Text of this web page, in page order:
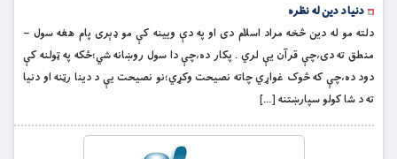
دنيا د دين له نظره
دلته مو له دين څخه مراد اسلام دى او په دې ويينه کې مو ډېرى پام هغه سول –
منطق ته دى،چې قرآن يې لري . پکار ده،چې دا سول روښانه شي؛ځکه په ټولنه کې
دود ده،چې که څوک غواړي چاته نصيحت وکړي؛نو نصيحت يې د دينا رټنه او دنيا
ته د شا کولو سپارښتنه […]